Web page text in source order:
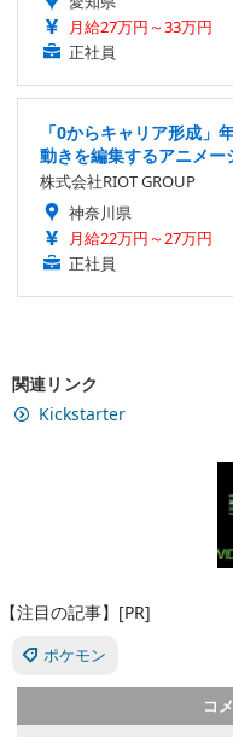
月給27万円～33万円
正社員
「0からキャリア形成
動きを編集するアニメー
株式会社RIOT GROUP
神奈川県
月給22万円～27万円
正社員
関連リンク
Kickstarter
【注目の記事】[PR]
ポケモン
コ